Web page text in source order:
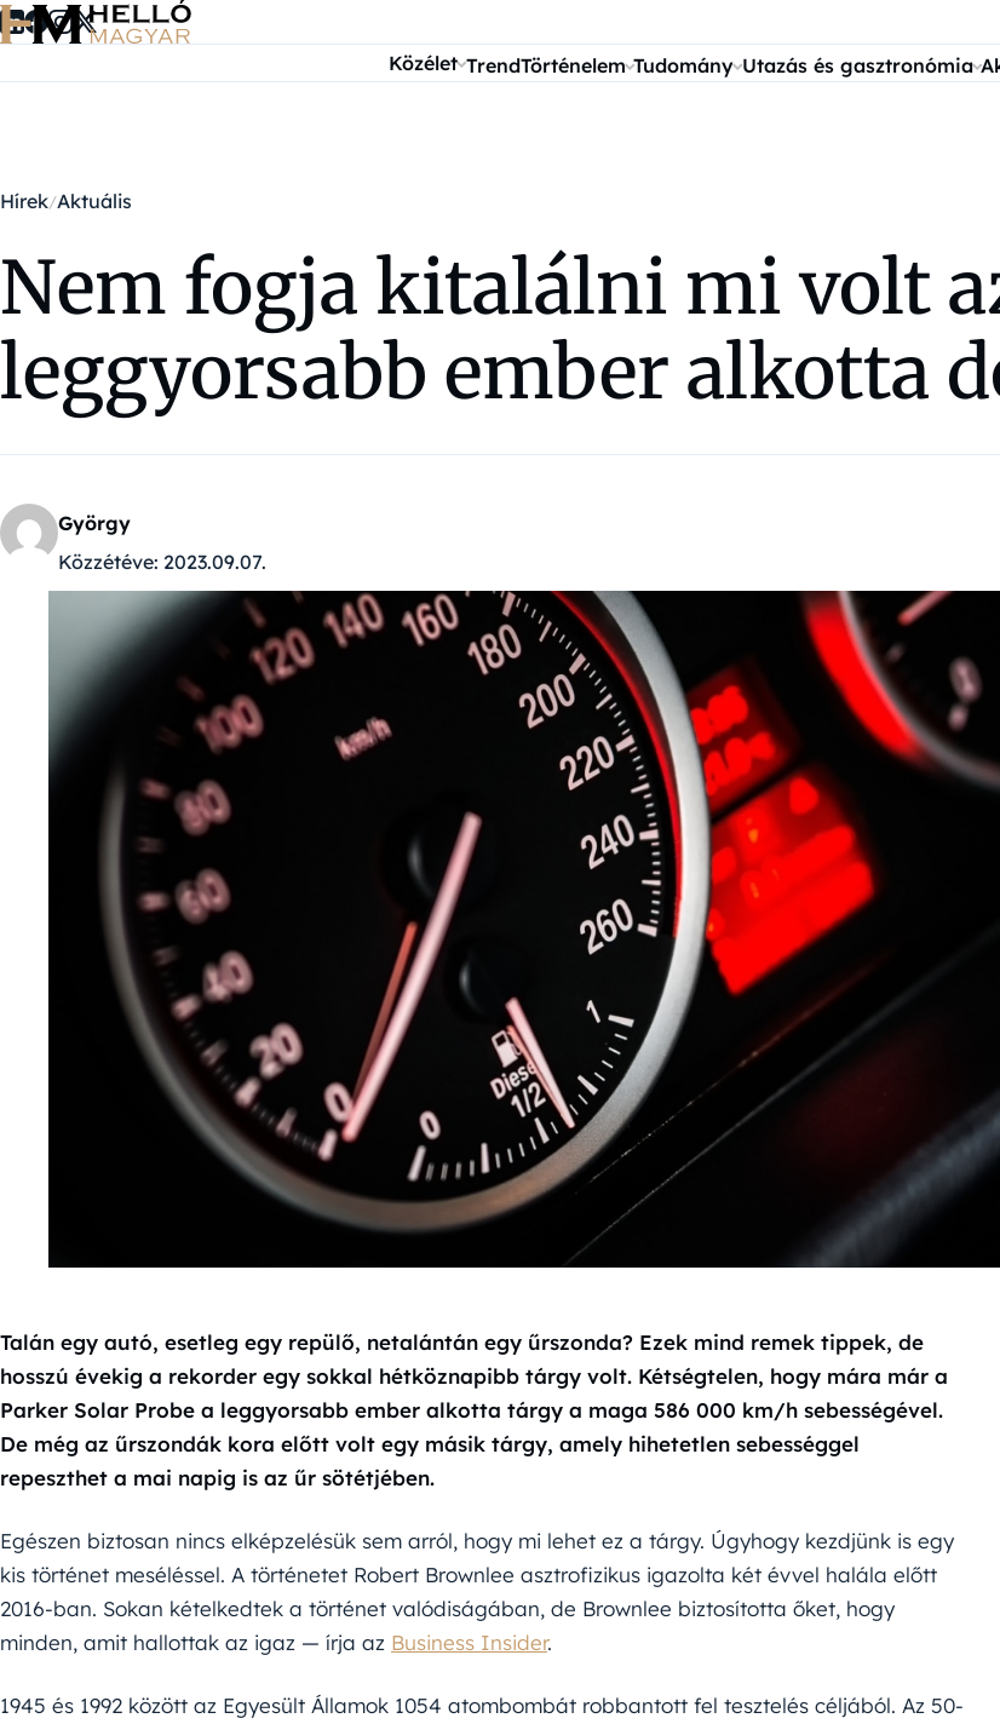
Ugrás a tartalomra
Közélet TrendTörténelem Tudomány Utazás és gasztronómia
Hírek Aktuális
Nem fogja kitalálni mi volt
leggyorsabb ember alkotta
György
Közzétéve: 2023.09.07.
Talán egy autó, esetleg egy repülő, netalántán egy űrszonda? Ezek mind remek tippek, de
hosszú évekig a rekorder egy sokkal hétköznapibb tárgy volt. Kétségtelen, hogy mára már a
Parker Solar Probe a leggyorsabb ember alkotta tárgy a maga 586 000 km/h sebességével.
De még az űrszondák kora előtt volt egy másik tárgy, amely hihetetlen sebességgel
repeszthet a mai napig is az űr sötétjében.
Egészen biztosan nincs elképzelésük sem arról, hogy mi lehet ez a tárgy. Úgyhogy kezdjünk is egy
kis történet meséléssel. A történetet Robert Brownlee asztrofizikus igazolta két évvel halála előtt
2016-ban. Sokan kételkedtek a történet valódiságában, de Brownlee biztosította őket, hogy
minden, amit hallottak az igaz — írja az Business Insider.
1945 és 1992 között az Egyesült Államok 1054 atombombát robbantott fel tesztelés céljából. Az 50-